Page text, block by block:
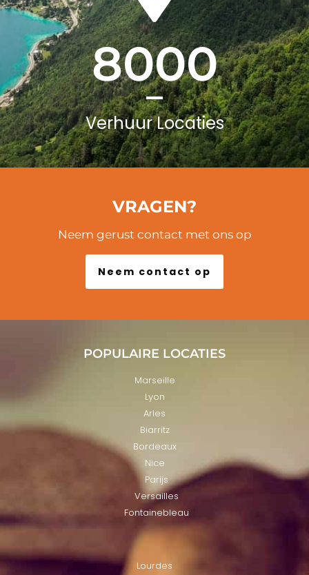
8000
Verhuur Locaties
VRAGEN?
Neem gerust contact met ons op
Neem contact op
POPULAIRE LOCATIES
Marseille
Lyon
Arles
Biarritz
Bordeaux
Nice
Parijs
Versailles
Fontainebleau
LOCATIES
Lourdes